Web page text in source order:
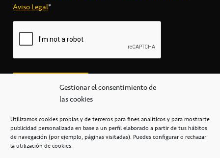
Gestionar el consentimiento de
las cookies
Utilizamos cookies propias y de terceros para fines analíticos y para mostrarte
publicidad personalizada en base a un perfil elaborado a partir de tus hábitos
de navegación (por ejemplo, páginas visitadas). Puedes configurar o rechazar
la utilización de cookies.
Aviso Legal*
secretaria@cbcanarias.es
+34 922 253 684